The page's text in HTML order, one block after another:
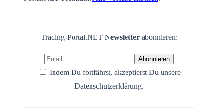
Trading-Portal.NET Newsletter abonnieren:
Indem Du fortfährst, akzeptierst Du unsere
Datenschutzerklärung.